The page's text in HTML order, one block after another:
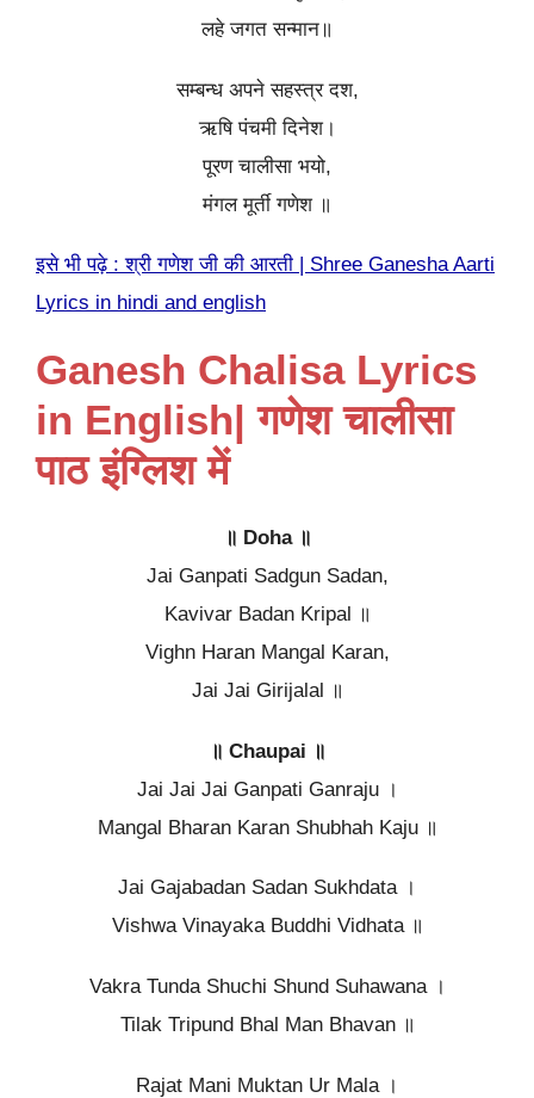
लहे जगत सन्मान॥
सम्बन्ध अपने सहस्त्र दश,
ऋषि पंचमी दिनेश।
पूरण चालीसा भयो,
मंगल मूर्ती गणेश ॥
इसे भी पढ़े : श्री गणेश जी की आरती | Shree Ganesha Aarti
Lyrics in hindi and english
Ganesh Chalisa Lyrics
in English| गणेश चालीसा
पाठ इंग्लिश में
॥ Doha ॥
Jai Ganpati Sadgun Sadan,
Kavivar Badan Kripal ॥
Vighn Haran Mangal Karan,
Jai Jai Girijalal ॥
॥ Chaupai ॥
Jai Jai Jai Ganpati Ganraju ।
Mangal Bharan Karan Shubhah Kaju ॥
Jai Gajabadan Sadan Sukhdata ।
Vishwa Vinayaka Buddhi Vidhata ॥
Vakra Tunda Shuchi Shund Suhawana ।
Tilak Tripund Bhal Man Bhavan ॥
Rajat Mani Muktan Ur Mala ।